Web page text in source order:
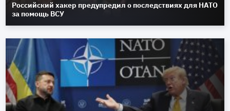
Российский хакер предупредил о последствиях для НАТО
за помощь ВСУ